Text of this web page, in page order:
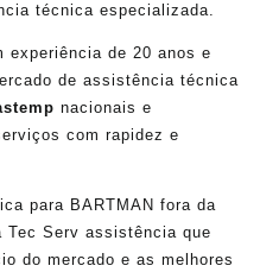
técnica especializada.
experiência de 20 anos e
de assistência técnica
nacionais e
com rapidez e
para BARTMAN fora da
Tec Serv assistência que
do mercado e as melhores